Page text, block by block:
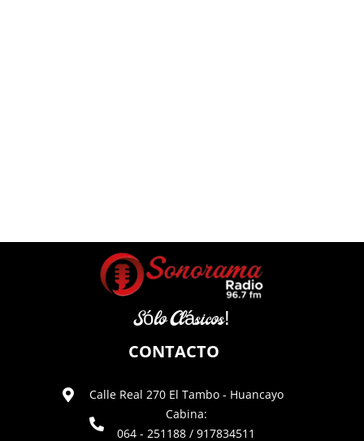
Sólo Clásicos!
CONTACTO
Calle Real 270 El Tambo - Huancayo
Cabina:
064 - 251188 / 917834511